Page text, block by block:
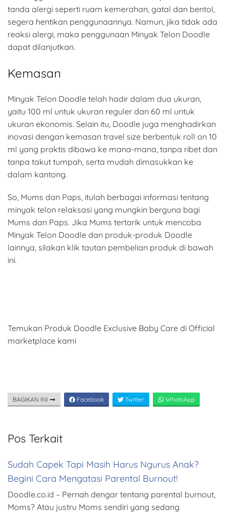
tanda alergi seperti ruam kemerahan, gatal dan bentol,
segera hentikan penggunaannya. Namun, jika tidak ada
reaksi alergi, maka penggunaan Minyak Telon Doodle
dapat dilanjutkan.
Kemasan
Minyak Telon Doodle telah hadir dalam dua ukuran,
yaitu 100 ml untuk ukuran reguler dan 60 ml untuk
ukuran ekonomis. Selain itu, Doodle juga menghadirkan
inovasi dengan kemasan travel size berbentuk roll on 10
ml yang praktis dibawa ke mana-mana, tanpa ribet dan
tanpa takut tumpah, serta mudah dimasukkan ke
dalam kantong.
So, Mums dan Paps, itulah berbagai informasi tentang
minyak telon relaksasi yang mungkin berguna bagi
Mums dan Paps. Jika Mums tertarik untuk mencoba
Minyak Telon Doodle dan produk-produk Doodle
lainnya, silakan klik tautan pembelian produk di bawah
ini.
Temukan Produk Doodle Exclusive Baby Care di Official
marketplace kami
BAGIKAN INI Facebook Twitter WhatsApp
Pos Terkait
Sudah Capek Tapi Masih Harus Ngurus Anak?
Begini Cara Mengatasi Parental Burnout!
Doodle.co.id – Pernah dengar tentang parental burnout,
Moms? Atau justru Moms sendiri yang sedang